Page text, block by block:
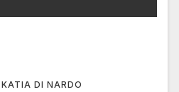
KATIA DI NARDO